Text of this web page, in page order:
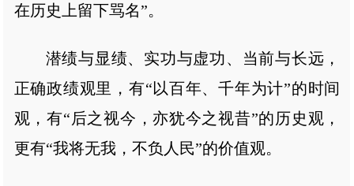
在历史上留下骂名”。
潜绩与显绩、实功与虚功、当前与长远，
正确政绩观里，有“以百年、千年为计”的时间
观，有“后之视今，亦犹今之视昔”的历史观，
更有“我将无我，不负人民”的价值观。